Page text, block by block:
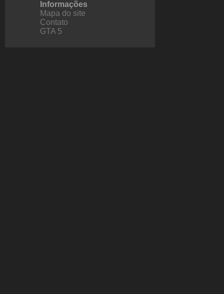
Informações
Mapa do site
Contato
GTA 5